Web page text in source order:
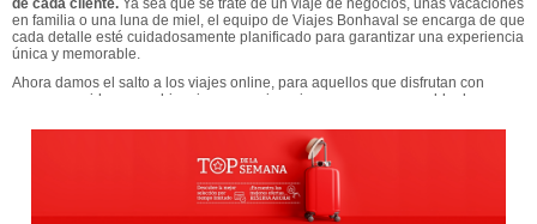
de cada cliente. Ya sea que se trate de un viaje de negocios, unas vacaciones
en familia o una luna de miel, el equipo de Viajes Bonhaval se encarga de que
cada detalle esté cuidadosamente planificado para garantizar una experiencia
única y memorable.
Ahora damos el salto a los viajes online, para aquellos que disfrutan con
navegar en ideas, combinaciones propias, siempre con un respaldo de
mejores operadores, ademas de la actualización diaria de todos los precios y
destinos, convertirán a viajesbonhaval.com en vuestro aliado de planificación
de viajes abierto 24 horas, para contratación totalmente online.
Descubre paquetes vacacionales, incluyendo vuelos, traslados en destino,
alojamiento y seguro a los mejores precios del mercado.